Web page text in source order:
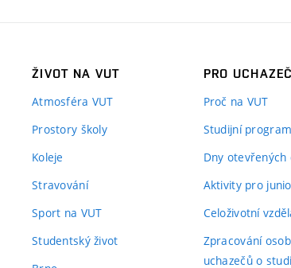
ŽIVOT NA VUT
Atmosféra VUT
Prostory školy
Koleje
Stravování
Sport na VUT
Studentský život
PRO
Proč na VUT
Studijní
Dny otevřených
Aktivity pro
Celoživotní
Zpracování
uchazečů o